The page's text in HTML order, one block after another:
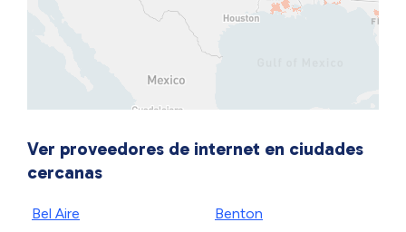
Ver proveedores de internet en ciudades
cercanas
Bel Aire
Benton